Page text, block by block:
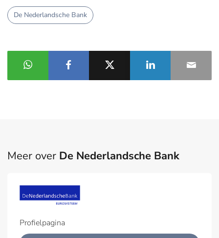
De Nederlandsche Bank
Meer over De Nederlandsche Bank
Profielpagina